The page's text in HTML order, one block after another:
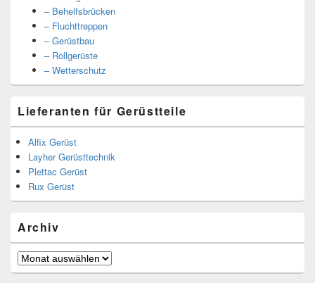
– Behelfsbrücken
– Fluchttreppen
– Gerüstbau
– Rollgerüste
– Wetterschutz
Lieferanten für Gerüstteile
Alfix Gerüst
Layher Gerüsttechnik
Plettac Gerüst
Rux Gerüst
Archiv
Archiv